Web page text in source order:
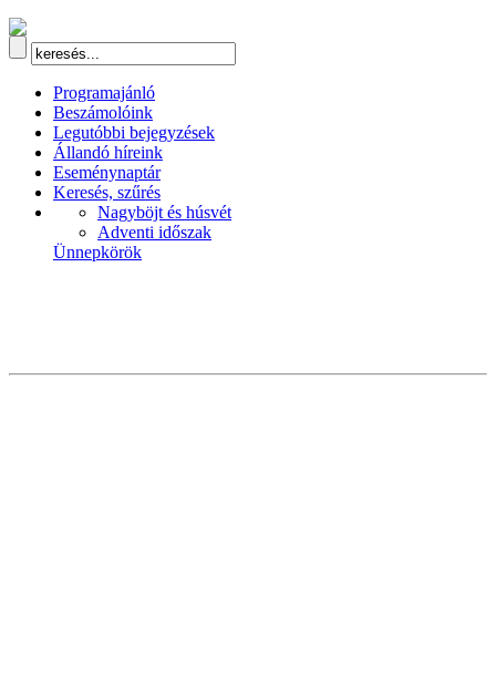
Programajánló
Beszámolóink
Legutóbbi bejegyzések
Állandó híreink
Eseménynaptár
Keresés, szűrés
Nagyböjt és húsvét
Adventi időszak
Ünnepkörök